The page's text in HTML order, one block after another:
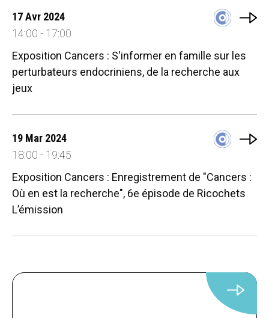
17 Avr 2024
14:00 - 17:00
Exposition Cancers : S'informer en famille sur les
perturbateurs endocriniens, de la recherche aux
jeux
19 Mar 2024
18:00 - 19:45
Exposition Cancers : Enregistrement de "Cancers :
Où en est la recherche", 6e épisode de Ricochets
L’émission